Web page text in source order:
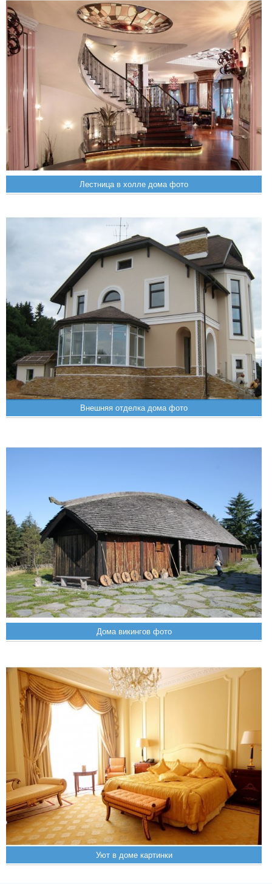
Лестница в холле дома фото
Внешняя отделка дома фото
Дома викингов фото
Уют в доме картинки